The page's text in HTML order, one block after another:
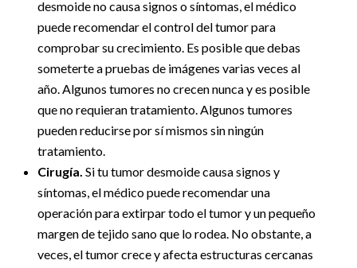
desmoide no causa signos o síntomas, el médico
puede recomendar el control del tumor para
comprobar su crecimiento. Es posible que debas
someterte a pruebas de imágenes varias veces al
año. Algunos tumores no crecen nunca y es posible
que no requieran tratamiento. Algunos tumores
pueden reducirse por sí mismos sin ningún
tratamiento.
Cirugía. Si tu tumor desmoide causa signos y
síntomas, el médico puede recomendar una
operación para extirpar todo el tumor y un pequeño
margen de tejido sano que lo rodea. No obstante, a
veces, el tumor crece y afecta estructuras cercanas